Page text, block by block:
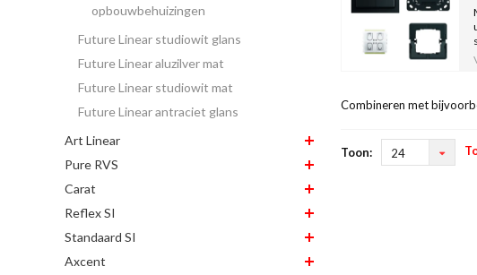
opbouwbehuizingen
Future Linear studiowit glans
Future Linear aluzilver mat
Future Linear studiowit mat
Future Linear antraciet glans
Art Linear
Pure RVS
Carat
Reflex SI
Standaard SI
Axcent
Combineren met
Toon: 24